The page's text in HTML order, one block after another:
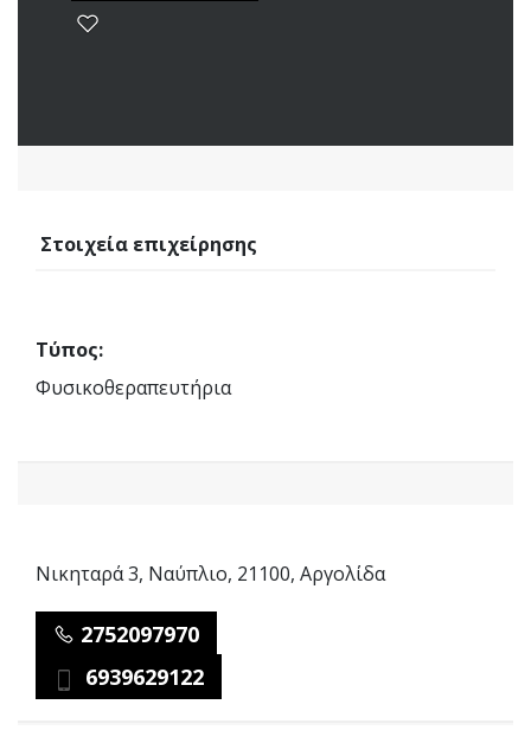
Στοιχεία επιχείρησης
Τύπος:
Φυσικοθεραπευτήρια
Νικηταρά 3, Ναύπλιο, 21100, Αργολίδα
2752097970
6939629122